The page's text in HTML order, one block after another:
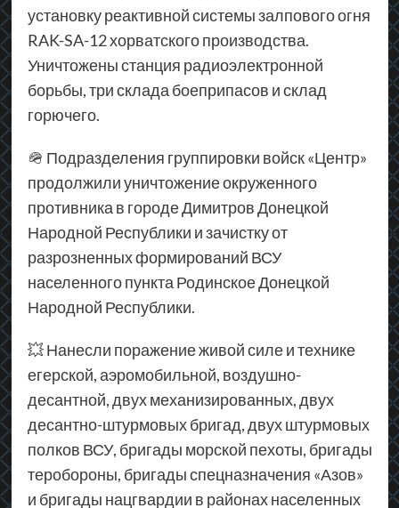
установку реактивной системы залпового огня
RAK-SA-12 хорватского производства.
Уничтожены станция радиоэлектронной
борьбы, три склада боеприпасов и склад
горючего.
🪖 Подразделения группировки войск «Центр»
продолжили уничтожение окруженного
противника в городе Димитров Донецкой
Народной Республики и зачистку от
разрозненных формирований ВСУ
населенного пункта Родинское Донецкой
Народной Республики.
💥 Нанесли поражение живой силе и технике
егерской, аэромобильной, воздушно-
десантной, двух механизированных, двух
десантно-штурмовых бригад, двух штурмовых
полков ВСУ, бригады морской пехоты, бригады
теробороны, бригады спецназначения «Азов»
и бригады нацгвардии в районах населенных